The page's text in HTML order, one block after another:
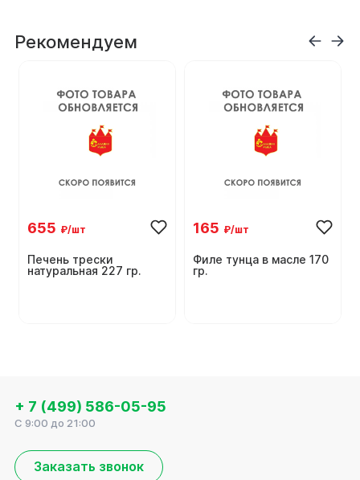
Рекомендуем
655 ₽/шт
Печень трески
натуральная 227 гр.
165 ₽/шт
Филе тунца в масле 170
гр.
+ 7 (499) 586-05-95
C 9:00 до 21:00
Заказать звонок